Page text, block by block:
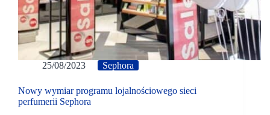
25/08/2023 Sephora
Nowy wymiar programu lojalnościowego sieci
perfumerii Sephora